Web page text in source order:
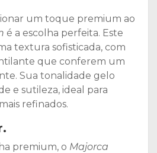
um toque premium ao
é a escolha perfeita. Este
textura sofisticada, com
que conferem um
Sua tonalidade gelo
e sutileza, ideal para
refinados.
premium, o Majorca